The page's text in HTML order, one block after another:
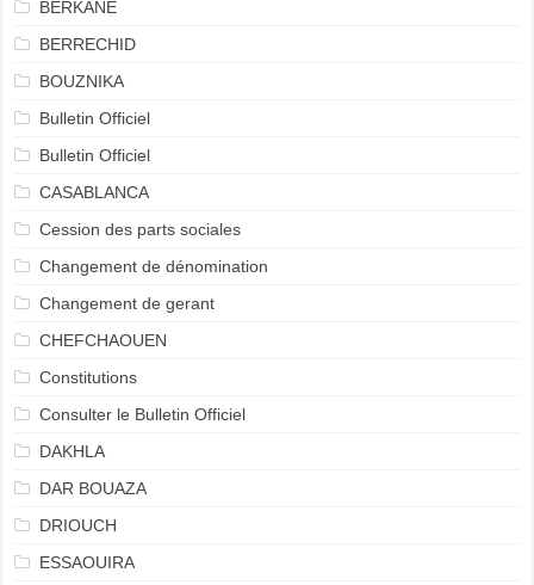
BERKANE
BERRECHID
BOUZNIKA
Bulletin Officiel
Bulletin Officiel
CASABLANCA
Cession des parts sociales
Changement de dénomination
Changement de gerant
CHEFCHAOUEN
Constitutions
Consulter le Bulletin Officiel
DAKHLA
DAR BOUAZA
DRIOUCH
ESSAOUIRA